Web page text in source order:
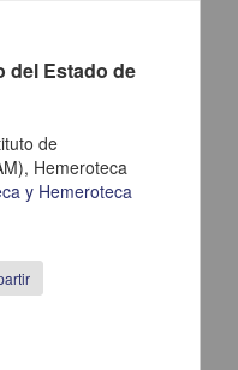
Zacatecas
del Estado de
de
Hemeroteca
y Hemeroteca